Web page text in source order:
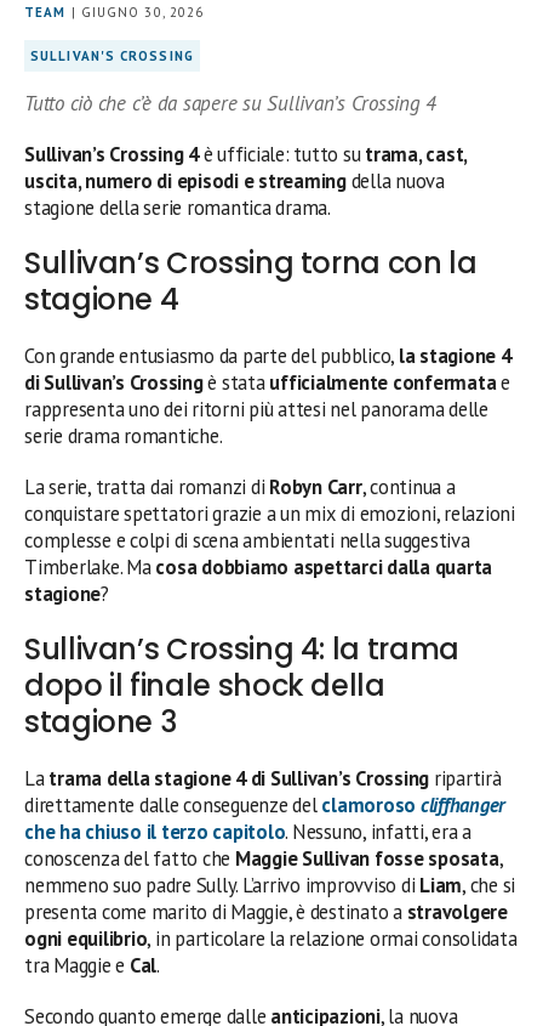
TEAM | GIUGNO 30, 2026
SULLIVAN'S CROSSING
Tutto ciò che c’è da sapere su Sullivan’s Crossing 4
Sullivan’s Crossing 4è ufficiale: tutto sutrama, cast,
uscita, numero di episodi e streamingdella nuova
stagione della serie romantica drama.
Sullivan’s Crossing torna con la
stagione 4
Con grande entusiasmo da parte del pubblico, la stagione 4
di Sullivan’s Crossingè stataufficialmente confermatae
rappresenta uno dei ritorni più attesi nel panorama delle
serie drama romantiche.
La serie, tratta dai romanzi di Robyn Carr, continua a
conquistare spettatori grazie a un mix di emozioni, relazioni
complesse e colpi di scena ambientati nella suggestiva
Timberlake. Macosa dobbiamo aspettarci dalla quarta
stagione?
Sullivan’s Crossing 4: la trama
dopo il finale shock della
stagione 3
Latrama della stagione 4 di Sullivan’s Crossing ripartirà
direttamente dalle conseguenze delclamoroso cliffhanger
che ha chiuso il terzo capitolo. Nessuno, infatti, era a
conoscenza del fatto che Maggie Sullivan fosse sposata,
nemmeno suo padre Sully. L’arrivo improvviso di Liam, che si
presenta come marito di Maggie, è destinato a stravolgere
ogni equilibrio, in particolare la relazione ormai consolidata
tra Maggie e Cal.
Secondo quanto emerge dalle anticipazioni, la nuova